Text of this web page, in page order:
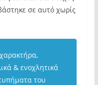
σε αυτό χωρίς
& ενοχλητικά
του